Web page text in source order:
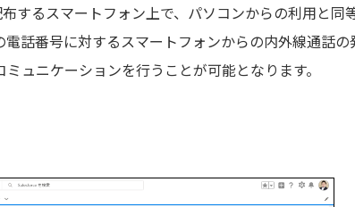
するスマートフォン上で、パソコンからの利用と同
話番号に対するスマートフォンからの内外線通話
ュニケーションを行うことが可能となります。